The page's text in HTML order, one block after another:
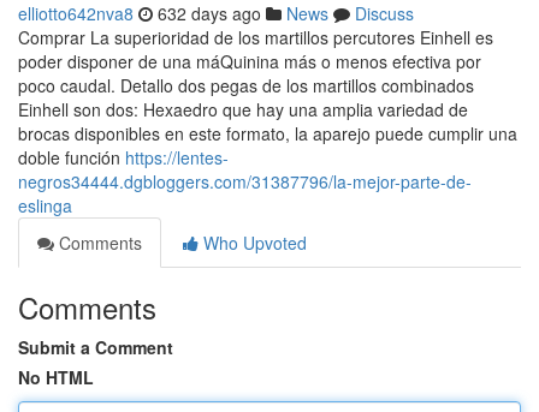
elliotto642nva8 632 days ago News
Discuss
Comprar La superioridad de los martillos percutores Einhell es
poder disponer de una máQuinina más o menos efectiva por
poco caudal. Detallo dos pegas de los martillos combinados
Einhell son dos: Hexaedro que hay una amplia variedad de
brocas disponibles en este formato, la aparejo puede cumplir una
doble función https://lentes-
negros34444.dgbloggers.com/31387796/la-mejor-parte-de-
eslinga
Comments
Who Upvoted
Comments
Submit a Comment
No HTML